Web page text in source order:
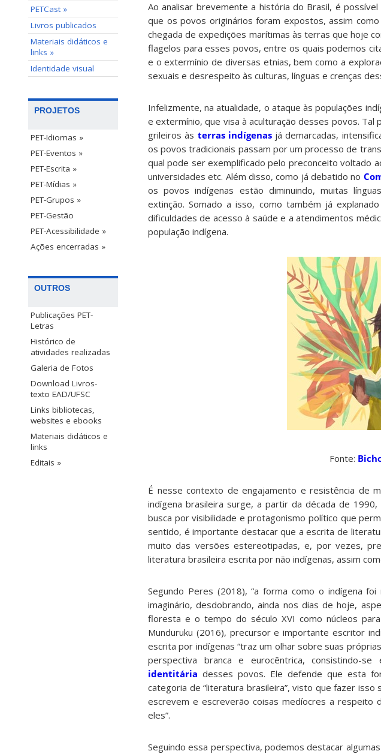
PETCast »
Livros publicados
Materiais didáticos e
links »
Identidade visual
PROJETOS
PET-Idiomas »
PET-Eventos »
PET-Escrita »
PET-Mídias »
PET-Grupos »
PET-Gestão
PET-Acessibilidade »
Ações encerradas »
OUTROS
Publicações PET-
Letras
Histórico de
atividades realizadas
Galeria de Fotos
Download Livros-
texto EAD/UFSC
Links bibliotecas,
websites e ebooks
Materiais didáticos e
links
Editais »
Ao analisar brevemente a história do Brasil, é
que os povos originários foram expostos, assim
chegada de expedições marítimas às terras que hoje
flagelos para esses povos, entre os quais podemos
e o extermínio de diversas etnias, bem como a
sexuais e desrespeito às culturas, línguas e crenças
Infelizmente, na atualidade, o ataque às populações
e extermínio, que visa à aculturação desses povos.
grileiros às terras indígenasjá demarcadas,
os povos tradicionais passam por um processo de
qual pode ser exemplificado pelo preconceito voltado
universidades etc. Além disso, como já debatido no
os povos indígenas estão diminuindo, muitas
extinção. Somado a isso, como também já
dificuldades de acesso à saúde e a atendimentos
população indígena.
Fonte:
É nesse contexto de engajamento e resistência de
indígena brasileira surge, a partir da década de 1990,
busca por visibilidade e protagonismo político que
sentido, é importante destacar que a escrita de
muito das versões estereotipadas, e, por vezes,
literatura brasileira escrita por não indígenas, assim
Segundo Peres (2018), “a forma como o indígena
imaginário, desdobrando, ainda nos dias de hoje,
floresta e o tempo do século XVI como núcleos
Munduruku (2016), precursor e importante escritor
escrita por indígenas “traz um olhar sobre suas
perspectiva branca e eurocêntrica, consistindo-
identitária desses povos. Ele defende que esta
categoria de “literatura brasileira”, visto que fazer
escrevem e escreverão coisas medíocres a
eles”.
Seguindo essa perspectiva, podemos destacar